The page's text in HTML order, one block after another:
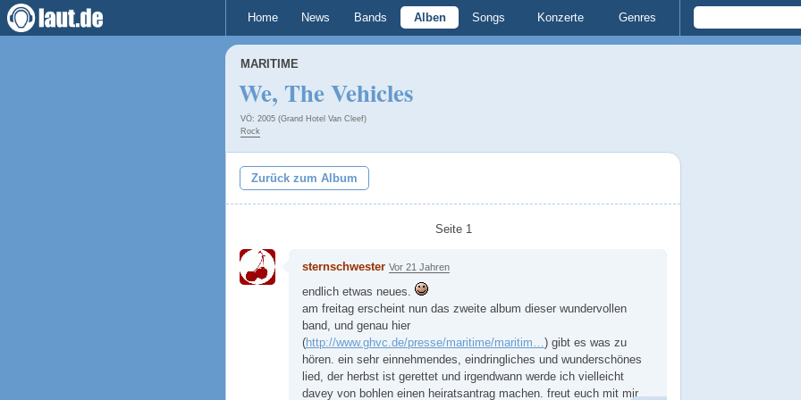
Home News Bands Alben Songs Konzerte Genres
MARITIME
We, The Vehicles
VÖ: 2005 (Grand Hotel Van Cleef)
Rock
Zurück zum Album
Seite 1
sternschwester Vor 21 Jahren
endlich etwas neues.
am freitag erscheint nun das zweite album dieser wundervollen
band, und genau hier
(http://www.ghvc.de/presse/maritime/maritim…) gibt es was zu
hören. ein sehr einnehmendes, eindringliches und wunderschönes
lied, der herbst ist gerettet und irgendwann werde ich vielleicht
davey von bohlen einen heiratsantrag machen. freut euch mit mir.